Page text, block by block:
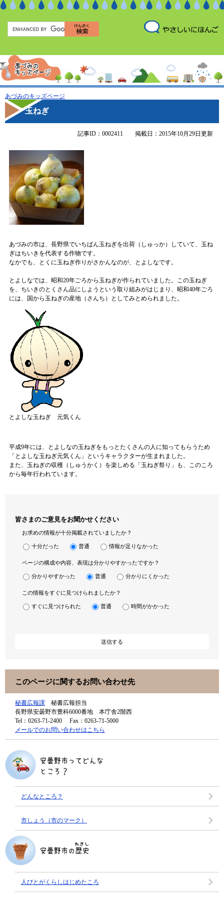
あづみのキッズページ
玉ねぎ
記事ID：0002411 掲載日：2015年10月29日更新
あづみの市は、長野県でいちばん玉ねぎを出荷（しゅっか）していて、玉ね
ぎはちいきを代表する作物です。
なかでも、とくに玉ねぎ作りがさかんなのが、とよしなです。
とよしなでは、昭和20年ごろから玉ねぎが作られていました。この玉ねぎ
を、ちいきのとくさん品にしようという取り組みがはじまり、昭和40年ごろ
には、国から玉ねぎの産地（さんち）としてみとめられました。
とよしな玉ねぎ 元気くん
平成9年には、とよしなの玉ねぎをもっとたくさんの人に知ってもらうため
「とよしな玉ねぎ元気くん」というキャラクターが生まれました。
また、玉ねぎの収穫（しゅうかく）を楽しめる「玉ねぎ祭り」も、このころ
から毎年行われています。
皆さまのご意見をお聞かせください
お求めの情報が十分掲載されていましたか？
十分だった 普通 情報が足りなかった
ページの構成や内容、表現は分かりやすかったですか？
分かりやすかった 普通 分かりにくかった
この情報をすぐに見つけられましたか？
すぐに見つけられた 普通 時間がかかった
このページに関するお問い合わせ先
秘書広報課
秘書広報担当
長野県安曇野市豊科6000番地 本庁舎2階西
Tel：0263-71-2400
Fax：0263-71-5000
メールでのお問い合わせはこちら
どんなところ？
市しょう（市のマーク）
人びとがくらしはじめたころ